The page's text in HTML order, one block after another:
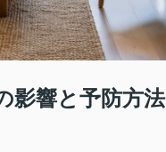
影響と予防方法